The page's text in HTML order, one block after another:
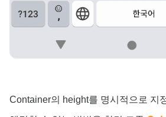
Container의 height를 명시적으로 지